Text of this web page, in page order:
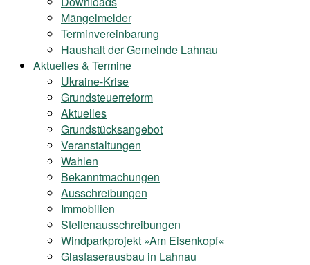
Mängelmelder
Terminvereinbarung
Haushalt der Gemeinde Lahnau
Aktuelles & Termine
Ukraine-Krise
Grundsteuerreform
Aktuelles
Grundstücksangebot
Veranstaltungen
Wahlen
Bekanntmachungen
Ausschreibungen
Immobilien
Stellenausschreibungen
Windparkprojekt »Am Eisenkopf«
Glasfaserausbau in Lahnau